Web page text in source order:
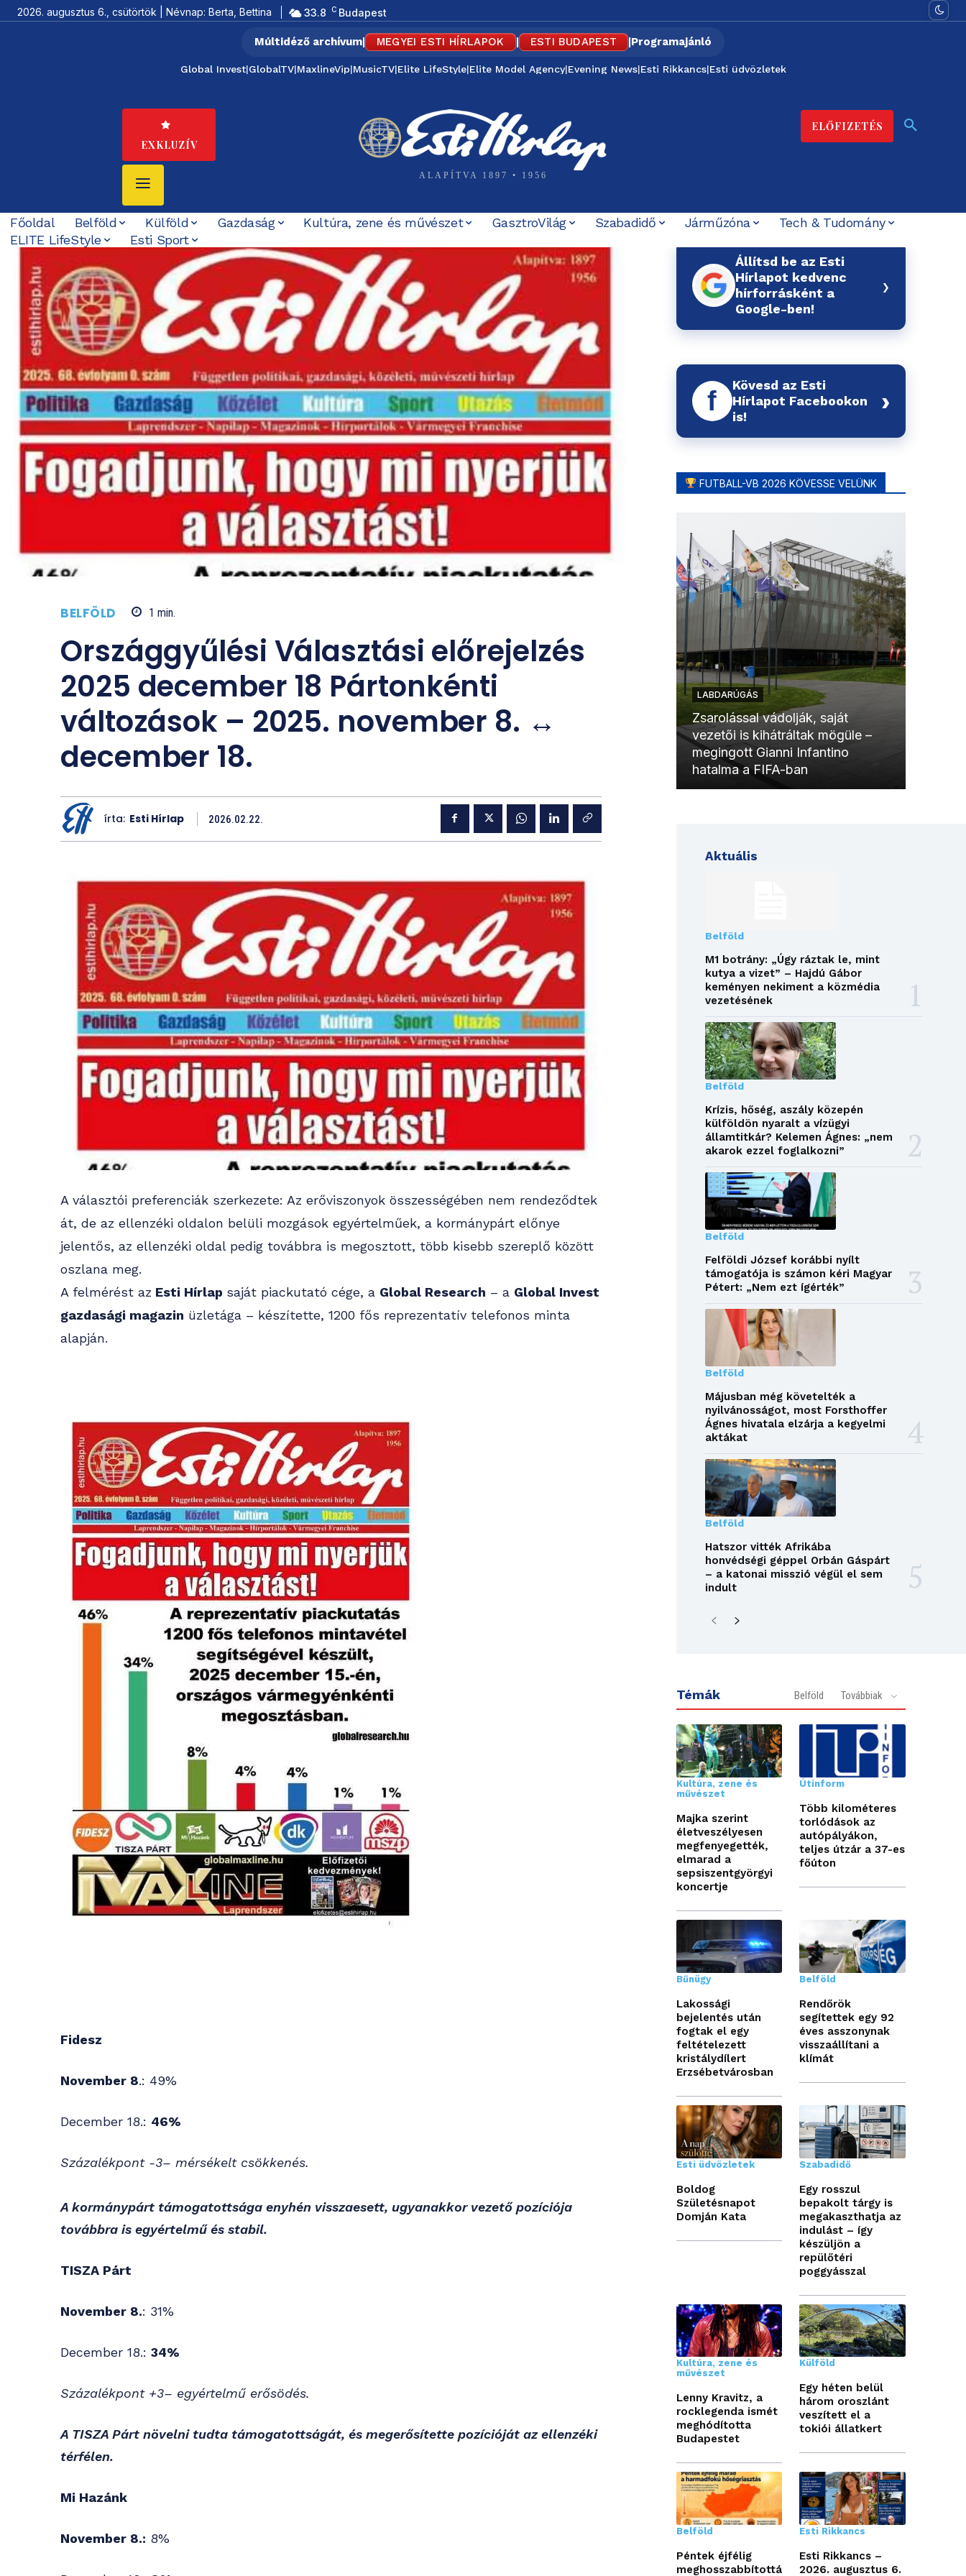
2026. augusztus 6., csütörtök | Névnap: Berta, Bettina 33.8 C Budapest
Múltidéző archívum| MEGYEI ESTI HÍRLAPOK | ESTI BUDAPEST |Programajánló
Global Invest|GlobalTV|MaxlineVip|MusicTV|Elite LifeStyle|Elite Model Agency|Evening News|Esti Rikkancs|Esti üdvözletek
EXKLUZÍV
ALAPÍTVA 1897 • 1956
ELŐFIZETÉS
Főoldal Belföld Külföld Gazdaság Kultúra, zene és művészet GasztroVilág Szabadidő Járműzóna
Tech & Tudomány
ELITE LifeStyle
Esti Sport
BELFÖLD 1 min.
Országgyűlési Választási előrejelzés
2025 december 18 Pártonkénti
változások – 2025. november 8. ↔
december 18.
írta: Esti Hírlap 2026.02.22.
A választói preferenciák szerkezete: Az erőviszonyok összességében nem rendeződtek
át, de az ellenzéki oldalon belüli mozgások egyértelműek, a kormánypárt előnye
jelentős, az ellenzéki oldal pedig továbbra is megosztott, több kisebb szereplő között
oszlana meg.
A felmérést az Esti Hírlap saját piackutató cége, a Global Research – a Global Invest
gazdasági magazin üzletága – készítette, 1200 fős reprezentatív telefonos minta
alapján.
Fidesz
November 8.: 49%
December 18.: 46%
Százalékpont -3– mérsékelt csökkenés.
A kormánypárt támogatottsága enyhén visszaesett, ugyanakkor vezető pozíciója
továbbra is egyértelmű és stabil.
TISZA Párt
November 8.: 31%
December 18.: 34%
Százalékpont +3– egyértelmű erősödés.
A TISZA Párt növelni tudta támogatottságát, és megerősítette pozícióját az ellenzéki
térfélen.
Mi Hazánk
November 8.: 8%
Állítsd be az Esti
Hírlapot kedvenc
hírforrásként a
Google-ben!
›
f
Kövesd az Esti
Hírlapot Facebookon
is!
›
FUTBALL-VB 2026 KÖVESSE VELÜNK
LABDARÚGÁS
Zsarolással vádolják, saját
vezetői is kihátráltak mögüle –
megingott Gianni Infantino
hatalma a FIFA-ban
Aktuális
Belföld
M1 botrány: „Úgy ráztak le, mint
kutya a vizet” – Hajdú Gábor
keményen nekiment a közmédia
vezetésének
Belföld
Krízis, hőség, aszály közepén
külföldön nyaralt a vízügyi
államtitkár? Kelemen Ágnes: „nem
akarok ezzel foglalkozni”
Belföld
Felföldi József korábbi nyílt
támogatója is számon kéri Magyar
Pétert: „Nem ezt ígérték”
Belföld
Májusban még követelték a
nyilvánosságot, most Forsthoffer
Ágnes hivatala elzárja a kegyelmi
aktákat
Belföld
Hatszor vitték Afrikába
honvédségi géppel Orbán Gáspárt
– a katonai misszió végül el sem
indult
Témák Belföld Továbbiak
Kultúra, zene és
művészet
Majka szerint
életveszélyesen
megfenyegették,
elmarad a
sepsiszentgyörgyi
koncertje
Útinform
Több kilométeres
torlódások az
autópályákon,
teljes útzár a 37-es
főúton
Bűnügy
Lakossági
bejelentés után
fogtak el egy
feltételezett
kristálydílert
Erzsébetvárosban
Belföld
Rendőrök
segítettek egy 92
éves asszonynak
visszaállítani a
klímát
Esti üdvözletek
Boldog
Születésnapot
Domján Kata
Szabadidő
Egy rosszul
bepakolt tárgy is
megakaszthatja az
indulást – így
készüljön a
repülőtéri
poggyásszal
Kultúra, zene és
művészet
Lenny Kravitz, a
rocklegenda ismét
meghódította
Budapestet
Külföld
Egy héten belül
három oroszlánt
veszített el a
tokiói állatkert
Belföld
Péntek éjfélig
meghosszabbítottá
Esti Rikkancs
Esti Rikkancs –
2026. augusztus 6.